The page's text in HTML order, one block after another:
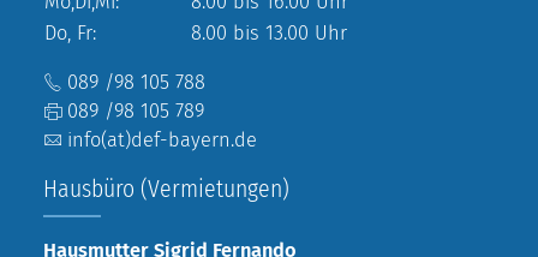
Do, Fr:
8.00 bis 13.00 Uhr
089 /98 105 788
089 /98 105 789
info(at)def-bayern.de
Hausbüro (Vermietungen)
Hausmutter Sigrid Fernando